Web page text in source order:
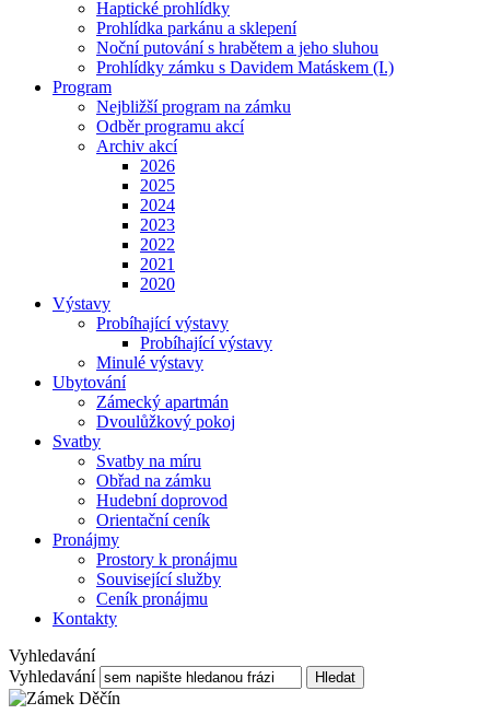
Haptické prohlídky
Prohlídka parkánu a sklepení
Noční putování s hrabětem a jeho sluhou
Prohlídky zámku s Davidem Matáskem (I.)
Program
Nejbližší program na zámku
Odběr programu akcí
Archiv akcí
2026
2025
2024
2023
2022
2021
2020
Výstavy
Probíhající výstavy
Probíhající výstavy
Minulé výstavy
Ubytování
Zámecký apartmán
Dvoulůžkový pokoj
Svatby
Svatby na míru
Obřad na zámku
Hudební doprovod
Orientační ceník
Pronájmy
Prostory k pronájmu
Související služby
Ceník pronájmu
Kontakty
Vyhledavání
Vyhledavání
Hledat